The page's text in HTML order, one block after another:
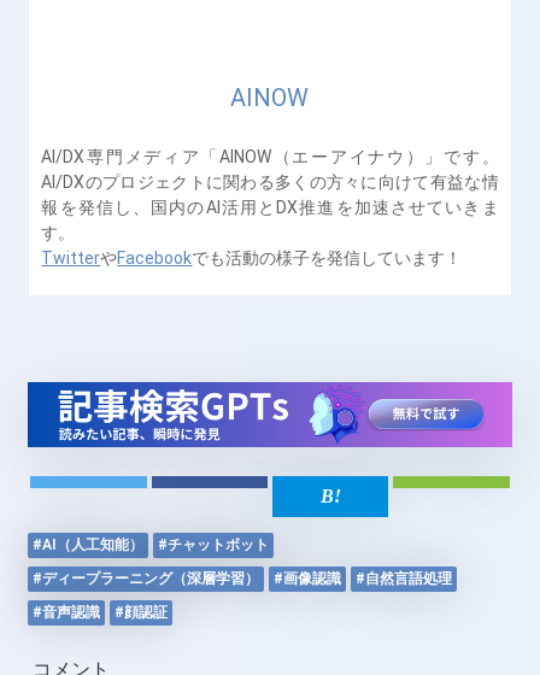
AINOW
AI/DX専門メディア「AINOW（エーアイナウ）」です。
AI/DXのプロジェクトに関わる多くの方々に向けて有益な情
報を発信し、国内のAI活用とDX推進を加速させていきま
す。
TwitterやFacebookでも活動の様子を発信しています！
#AI（人工知能）
#チャットボット
#ディープラーニング（深層学習）
#画像認識
#自然言語処理
#音声認識
#顔認証